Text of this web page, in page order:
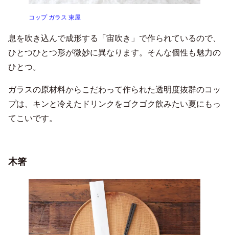
コップ ガラス 東屋
息を吹き込んで成形する「宙吹き」で作られているので、
ひとつひとつ形が微妙に異なります。そんな個性も魅力の
ひとつ。
ガラスの原材料からこだわって作られた透明度抜群のコッ
プは、キンと冷えたドリンクをゴクゴク飲みたい夏にもっ
てこいです。
木箸